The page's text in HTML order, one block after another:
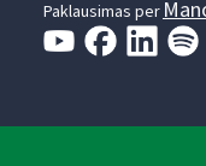
Paklausimas per